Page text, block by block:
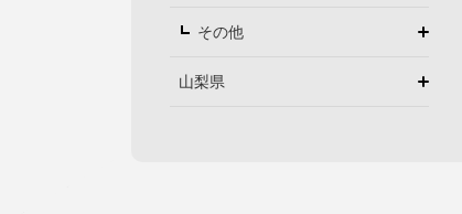
その他
山梨県